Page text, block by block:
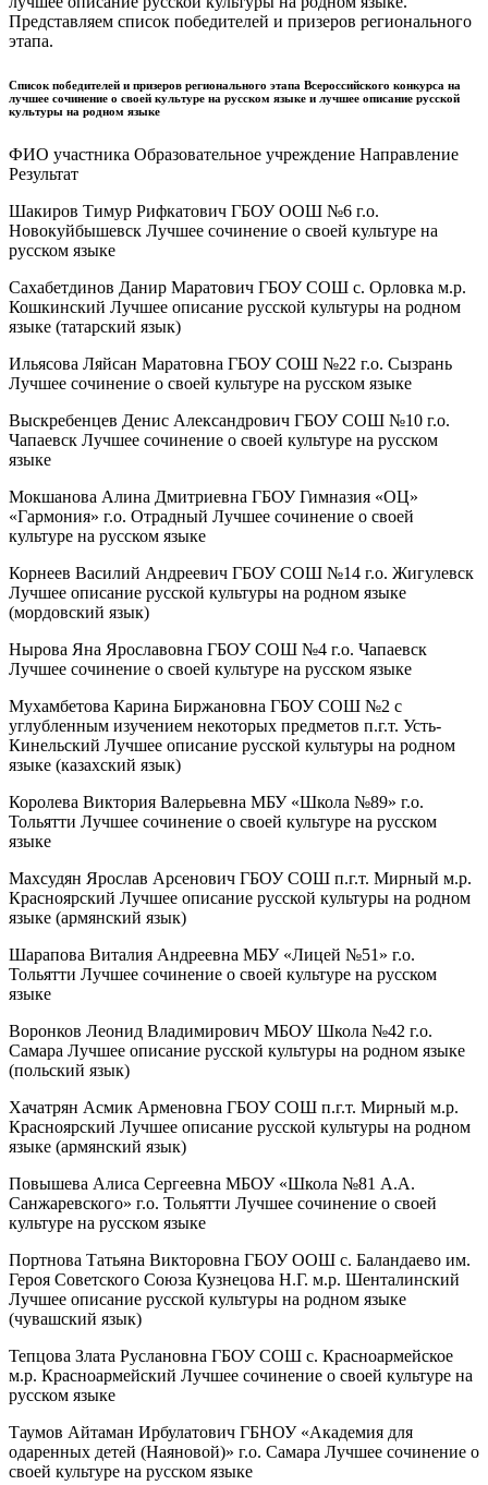
Представляем список победителей и призеров регионального
этапа.
Список победителей и призеров регионального этапа Всероссийского конкурса на
лучшее сочинение о своей культуре на русском языке и лучшее описание русской
культуры на родном языке
ФИО участника Образовательное учреждение Направление
Результат
Шакиров Тимур Рифкатович ГБОУ ООШ №6 г.о.
Новокуйбышевск Лучшее сочинение о своей культуре на
русском языке
Сахабетдинов Данир Маратович ГБОУ СОШ с. Орловка м.р.
Кошкинский Лучшее описание русской культуры на родном
языке (татарский язык)
Ильясова Ляйсан Маратовна ГБОУ СОШ №22 г.о. Сызрань
Лучшее сочинение о своей культуре на русском языке
Выскребенцев Денис Александрович ГБОУ СОШ №10 г.о.
Чапаевск Лучшее сочинение о своей культуре на русском
языке
Мокшанова Алина Дмитриевна ГБОУ Гимназия «ОЦ»
«Гармония» г.о. Отрадный Лучшее сочинение о своей
культуре на русском языке
Корнеев Василий Андреевич ГБОУ СОШ №14 г.о. Жигулевск
Лучшее описание русской культуры на родном языке
(мордовский язык)
Нырова Яна Ярославовна ГБОУ СОШ №4 г.о. Чапаевск
Лучшее сочинение о своей культуре на русском языке
Мухамбетова Карина Биржановна ГБОУ СОШ №2 с
углубленным изучением некоторых предметов п.г.т. Усть-
Кинельский Лучшее описание русской культуры на родном
языке (казахский язык)
Королева Виктория Валерьевна МБУ «Школа №89» г.о.
Тольятти Лучшее сочинение о своей культуре на русском
языке
Махсудян Ярослав Арсенович ГБОУ СОШ п.г.т. Мирный м.р.
Красноярский Лучшее описание русской культуры на родном
языке (армянский язык)
Шарапова Виталия Андреевна МБУ «Лицей №51» г.о.
Тольятти Лучшее сочинение о своей культуре на русском
языке
Воронков Леонид Владимирович МБОУ Школа №42 г.о.
Самара Лучшее описание русской культуры на родном языке
(польский язык)
Хачатрян Асмик Арменовна ГБОУ СОШ п.г.т. Мирный м.р.
Красноярский Лучшее описание русской культуры на родном
языке (армянский язык)
Повышева Алиса Сергеевна МБОУ «Школа №81 А.А.
Санжаревского» г.о. Тольятти Лучшее сочинение о своей
культуре на русском языке
Портнова Татьяна Викторовна ГБОУ ООШ с. Баландаево им.
Героя Советского Союза Кузнецова Н.Г. м.р. Шенталинский
Лучшее описание русской культуры на родном языке
(чувашский язык)
Тепцова Злата Руслановна ГБОУ СОШ с. Красноармейское
м.р. Красноармейский Лучшее сочинение о своей культуре на
русском языке
Таумов Айтаман Ирбулатович ГБНОУ «Академия для
одаренных детей (Наяновой)» г.о. Самара Лучшее сочинение о
своей культуре на русском языке